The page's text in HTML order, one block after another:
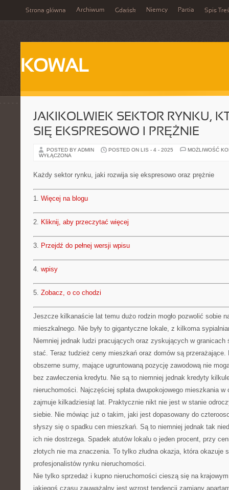
Strona główna Archiwum Gdańsk Niemcy Partia Spis
KOWAL
JAKIKOLWIEK SEKTOR RYNKU,
SIĘ EKSPRESOWO I PRĘŻNIE
POSTED BY ADMIN POSTED ON LIS - 4 - 2025
MOŻLIWOŚĆ
WYŁĄCZONA
Każdy sektor rynku, jaki rozwija się ekspresowo oraz prężnie
1. Więcej na blogu
2. Kliknij, aby przeczytać więcej
3. Przejdź do pełnej wersji wpisu
4. wpisy
5. Zobacz, o co chodzi
Jeszcze kilkanaście lat temu dużo rodzin mogło pozwolić sobie
mieszkalnego. Nie były to gigantyczne lokale, z kilkoma
Niemniej jednak ludzi pracujących oraz zyskujących w granicach
stać. Teraz tudzież ceny mieszkań oraz domów są przerażające.
obszerne sumy, mające ugruntowaną pozycję zawodową nie
bez zawleczenia kredytu. Nie są to niemniej jednak kredyty
nieruchomości. Najczęściej spłata dwupokojowego mieszkania
zajmuje kilkadziesiąt lat. Praktycznie nikt nie jest w stanie
siebie. Nie mówiąc już o takim, jaki jest dopasowany do
słyszy się o spadku cen mieszkań. Są to niemniej jednak tak
ich nie dostrzega. Spadek atutów lokalu o jeden procent, przy
złotych nie ma znaczenia. To tylko złudna okazja, która okazuje
profesjonalistów rynku nieruchomości.
Nie tylko sprzedaż i kupno nieruchomości cieszą się na
jakiegoś czasu zauważalny jest wzrost tendencji zamiany